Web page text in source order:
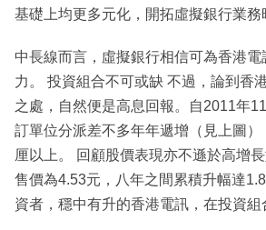
基礎上均更多元化，開拓虛擬銀行業務
中長線而言，虛擬銀行相信可為香港
力。 投資組合不可或缺 不過，論到香
之處，自然便是高息回報。自2011年
訂單位分派差不多年年遞增（見上圖
厘以上。 回顧股價表現亦不遜於高增
售價為4.53元，八年之間累積升幅達
資者，穩中有升的香港電訊，在投資組